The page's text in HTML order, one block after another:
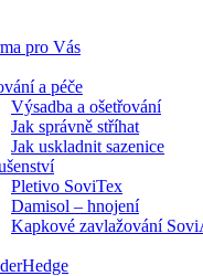
pro Vás
a péče
Výsadba a ošetřování
Jak správně stříhat
Jak uskladnit sazenice
Pletivo SoviTex
Damisol – hnojení
Kapkové zavlažování